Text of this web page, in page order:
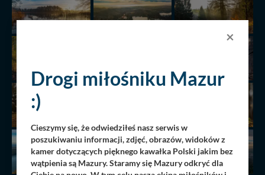
×
Drogi miłośniku Mazur
:)
Cieszymy się, że odwiedziłeś nasz serwis w
poszukiwaniu informacji, zdjęć, obrazów, widoków z
kamer dotyczących pięknego kawałka Polski jakim bez
wątpienia są Mazury. Staramy się Mazury odkryć dla